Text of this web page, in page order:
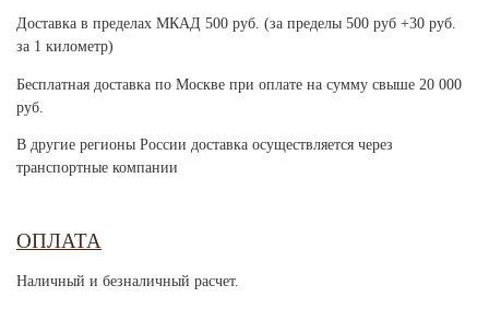
Доставка в пределах МКАД 500 руб. (за пределы 500 руб +30 руб.
за 1 километр)
Бесплатная доставка по Москве при оплате на сумму свыше 20 000
руб.
В другие регионы России доставка осуществляется через
транспортные компании
ОПЛАТА
Наличный и безналичный расчет.